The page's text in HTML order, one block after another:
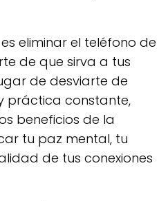
eliminar el teléfono de
de que sirva a tus
de desviarte de
práctica constante,
beneficios de la
tu paz mental, tu
de tus conexiones